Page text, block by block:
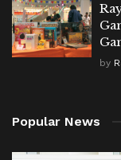
by
Popular News